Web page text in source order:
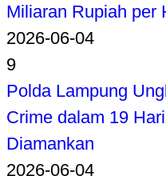
Miliaran Rupiah per
2026-06-04
9
Polda Lampung
Crime dalam 19
Diamankan
2026-06-04